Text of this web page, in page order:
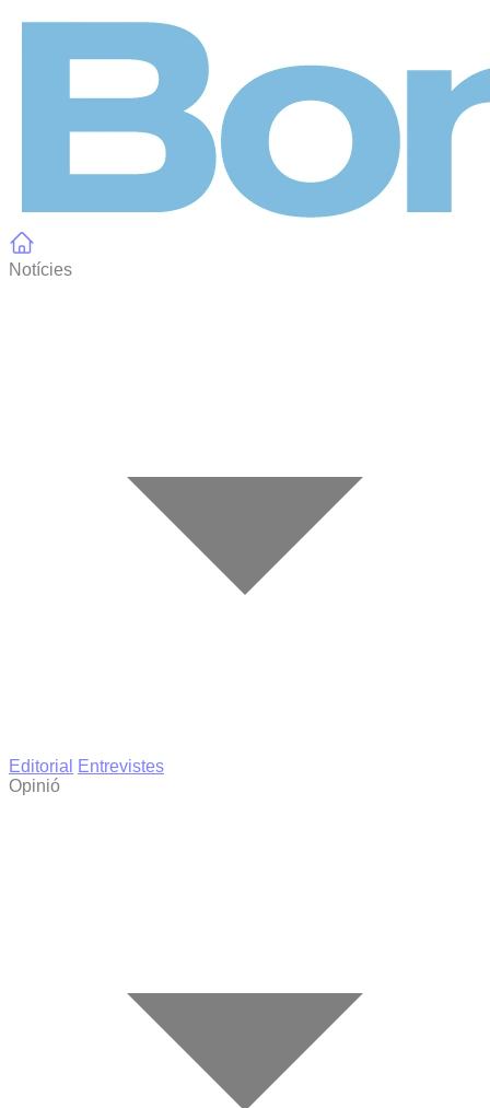
Notícies
Editorial
Entrevistes
Opinió